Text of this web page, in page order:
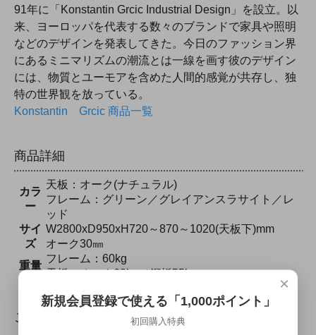
91年に「Konstantin Grcic Industrial Design」を設立。以
来、ヨーロッパを代表する数々のブランドで家具や照明
などのデザインを発表してきた。今日のファッション界
にあるミニマリズムの潮流とは一線を画す彼のデザイン
には、物質とユーモアを含めた人間的感覚が共存し、独
特の世界観を放っている。
Konstantin Grcic 商品一覧
商品詳細
カラ
ー
天板：オーク(ナチュラル)
フレーム：グリーン／グレイアンスラサイト／レ
ッド
サイ
ズ
W2800xD950xH720～870～1020(天板下)mm
オーク30㎜
重量
フレーム：60kg
天板：オーク63kg／鋼板55kg
ご購入前にご確認ください
×
新規会員登録で使える「1,000ポイント」
初回購入特典